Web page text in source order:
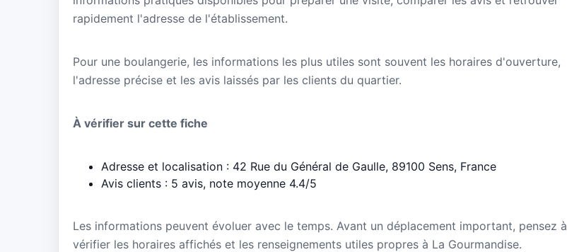
rapidement l'adresse de l'établissement.
Pour une boulangerie, les informations les plus utiles sont souvent les horaires d'ouverture,
l'adresse précise et les avis laissés par les clients du quartier.
À vérifier sur cette fiche
Adresse et localisation : 42 Rue du Général de Gaulle, 89100 Sens, France
Avis clients : 5 avis, note moyenne 4.4/5
Les informations peuvent évoluer avec le temps. Avant un déplacement important, pensez à
vérifier les horaires affichés et les renseignements utiles propres à La Gourmandise.